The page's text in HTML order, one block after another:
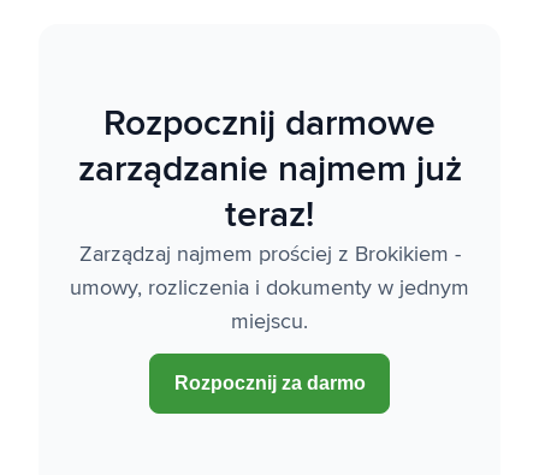
Rozpocznij darmowe
zarządzanie najmem już
teraz!
Zarządzaj najmem prościej z Brokikiem -
umowy, rozliczenia i dokumenty w jednym
miejscu.
Rozpocznij za darmo